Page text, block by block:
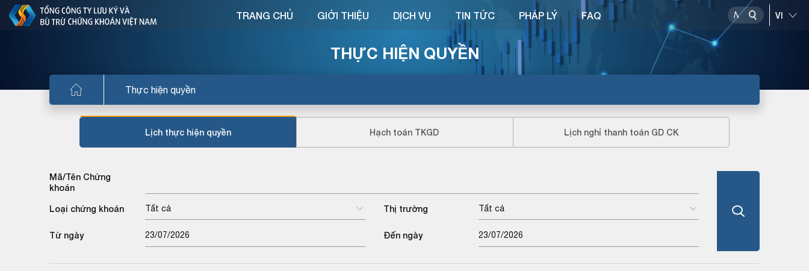
THỰC HIỆN QUYỀN
Thực hiện quyền
TRANG CHỦ GIỚI THIỆU DỊCH VỤ TIN TỨC PHÁP LÝ FAQ
Lịch thực hiện quyền Hạch toán TKGD Lịch nghỉ thanh toán GD CK
Mã/Tên Chứng
khoán
Loại chứng khoán Tất cả Thị trường Tất cả
Từ ngày Đến ngày